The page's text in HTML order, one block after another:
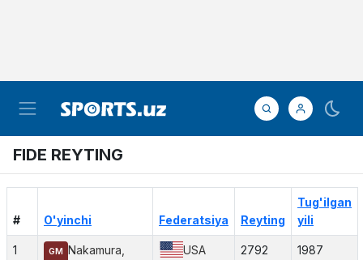
FIDE REYTING
# O'yinchi Federatsiya Reyting
Tug'ilgan
yili
1 GM Nakamura,
USA 2792 1987